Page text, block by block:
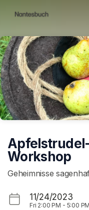
Workshop
Geheimnisse
11/24/2023
Fri 2:00 PM - 5:00 PM